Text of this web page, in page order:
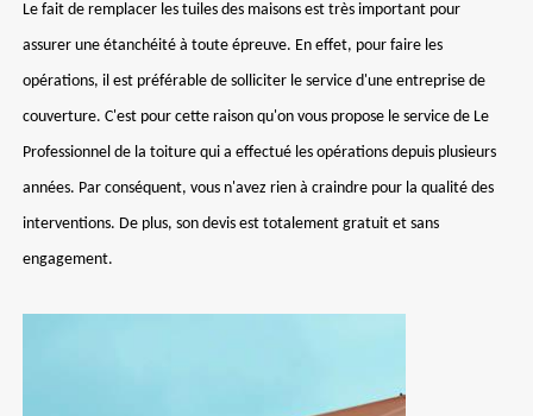
Le fait de remplacer les tuiles des maisons est très important pour
assurer une étanchéité à toute épreuve. En effet, pour faire les
opérations, il est préférable de solliciter le service d'une entreprise de
couverture. C'est pour cette raison qu'on vous propose le service de Le
Professionnel de la toiture qui a effectué les opérations depuis plusieurs
années. Par conséquent, vous n'avez rien à craindre pour la qualité des
interventions. De plus, son devis est totalement gratuit et sans
engagement.